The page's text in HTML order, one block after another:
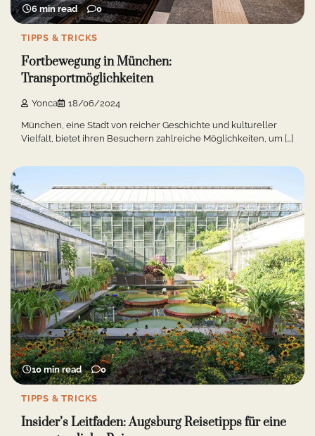
6 min read 0
TIPPS & TRICKS
Fortbewegung in München:
Transportmöglichkeiten
Yonca 18/06/2024
München, eine Stadt von reicher Geschichte und kultureller
Vielfalt, bietet ihren Besuchern zahlreiche Möglichkeiten, um […]
10 min read 0
TIPPS & TRICKS
Insider’s Leitfaden: Augsburg Reisetipps für eine